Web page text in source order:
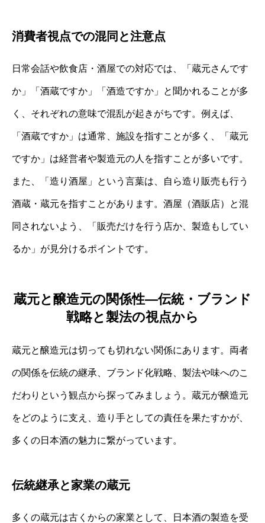
消費者視点での混同と注意点
日常会話や飲食店・酒屋での対応では、「蔵元さんです
か」「酒蔵ですか」「酒造ですか」と聞かれることが多
く、それぞれの意味で混乱が起きがちです。例えば、
「酒蔵ですか」は通常、施設を指すことが多く、「蔵元
ですか」は経営者や製造元の人を指すことが多いです。
また、「造り酒屋」という言葉は、自ら造り販売も行う
酒蔵・蔵元を指すことがあります。酒屋（酒販店）と混
同されないよう、「販売だけを行う店か、製造もしてい
るか」が見分けるポイントです。
蔵元と醸造元の関係性—伝統・ブランド
戦略と製法の視点から
蔵元と醸造元は切っても切れない関係にあります。両者
の関係を伝統の継承、ブランド化戦略、製法や味へのこ
だわりという観点から探ってみましょう。蔵元が醸造元
をどのように支え、造り手としての責任を果たすかが、
多くの日本酒の魅力に繋がっています。
伝統継承と家業の蔵元
多くの蔵元は古くからの家業として、日本酒の製造を受